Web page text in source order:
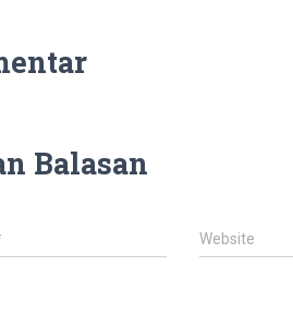
Balasan
Website